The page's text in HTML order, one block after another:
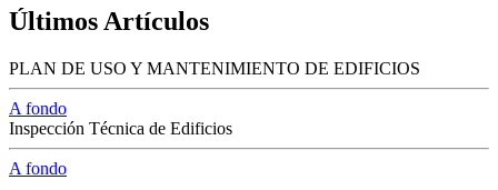
Últimos Artículos
PLAN DE USO Y MANTENIMIENTO DE EDIFICIOS
A fondo
Inspección Técnica de Edificios
A fondo